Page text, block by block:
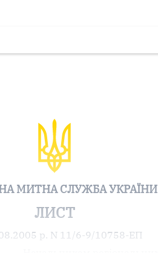
МИТНА СЛУЖБА УКРАЇНИ
ЛИСТ
р. N 11/6-9/10758-ЕП